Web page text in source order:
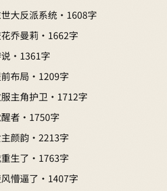
大反派系统 · 1608字
乔曼莉 · 1662字
· 1361字
布局 · 1209字
主角护卫 · 1712字
者 · 1750字
颜韵 · 2213字
生了 · 1763字
懵逼了 · 1407字